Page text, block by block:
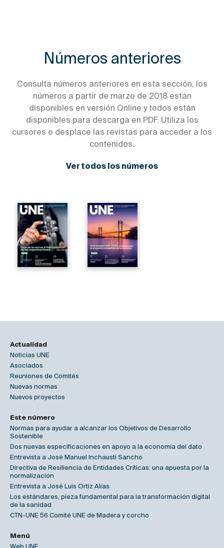
Números anteriores
Consulta números anteriores en esta sección, los
números a partir de marzo de 2018 están
disponibles en versión Online y todos están
disponibles para descarga en PDF. Utiliza los
cursores o desplace las revistas para acceder a los
contenidos.
Ver todos los números
Actualidad
Noticias UNE
Asociados
Reuniones de Comités
Nuevas normas
Nuevos proyectos
Este número
Normas para ayudar a alcanzar los Objetivos de Desarrollo
Sostenible
Dos nuevas especificaciones en apoyo a la economía del dato
Entrevista a José Manuel Inchausti Sancho
Directiva de Resiliencia de Entidades Críticas: una apuesta por la
normalización
Entrevista a José Luis Ortiz Alías
Los estándares, pieza fundamental para la transformación digital
de la sanidad
CTN-UNE 56 Comité UNE de Madera y corcho
Menú